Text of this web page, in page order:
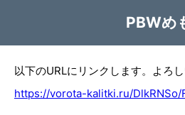
PBWめ
以下のURLにリンクします。よろ
https://vorota-kalitki.ru/DlkRNSo/